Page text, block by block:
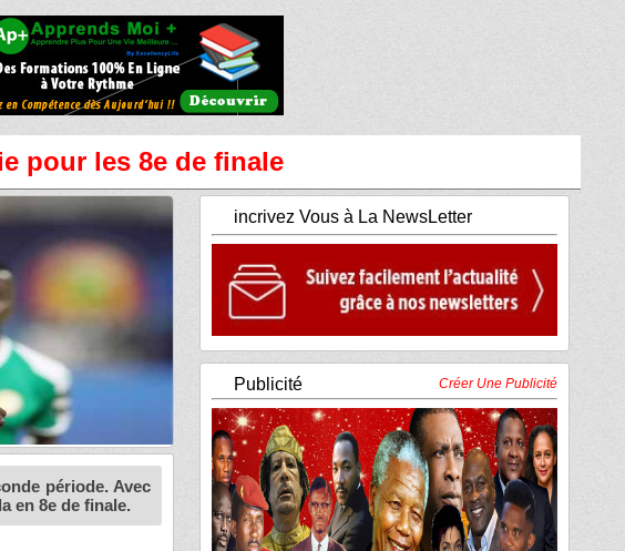
pour les 8e de finale
période. Avec
en 8e de finale.
incrivez Vous à La NewsLetter
Publicité Créer Une Publicité